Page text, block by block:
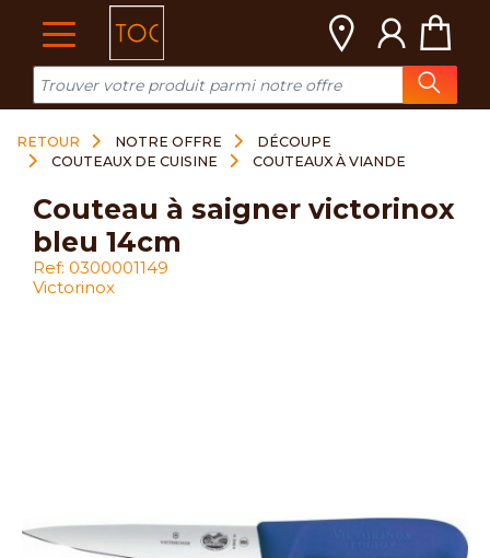
RETOUR NOTRE OFFRE
DÉCOUPE
COUTEAUX DE CUISINE
COUTEAUX À VIANDE
couteau à saigner victorinox
bleu 14cm
Ref: 0300001149
Victorinox
Cookies management panel